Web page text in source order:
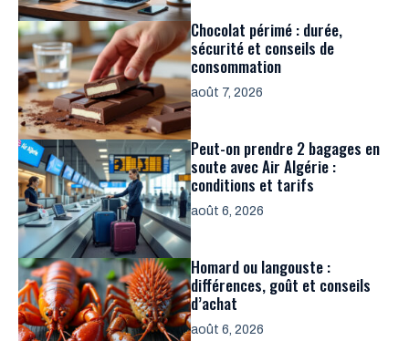
Chocolat périmé : durée,
sécurité et conseils de
consommation
août 7, 2026
Peut-on prendre 2 bagages en
soute avec Air Algérie :
conditions et tarifs
août 6, 2026
Homard ou langouste :
différences, goût et conseils
d’achat
août 6, 2026